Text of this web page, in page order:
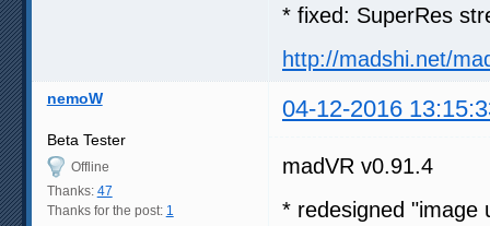
* fixed: SuperRes
http://madshi.net/
nemoW 04-12-2016
Beta Tester
Offline
Thanks: 47
Thanks for the post: 1
madVR v0.91.4
* redesigned "image